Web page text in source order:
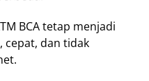
BCA tetap menjadi
cepat, dan tidak